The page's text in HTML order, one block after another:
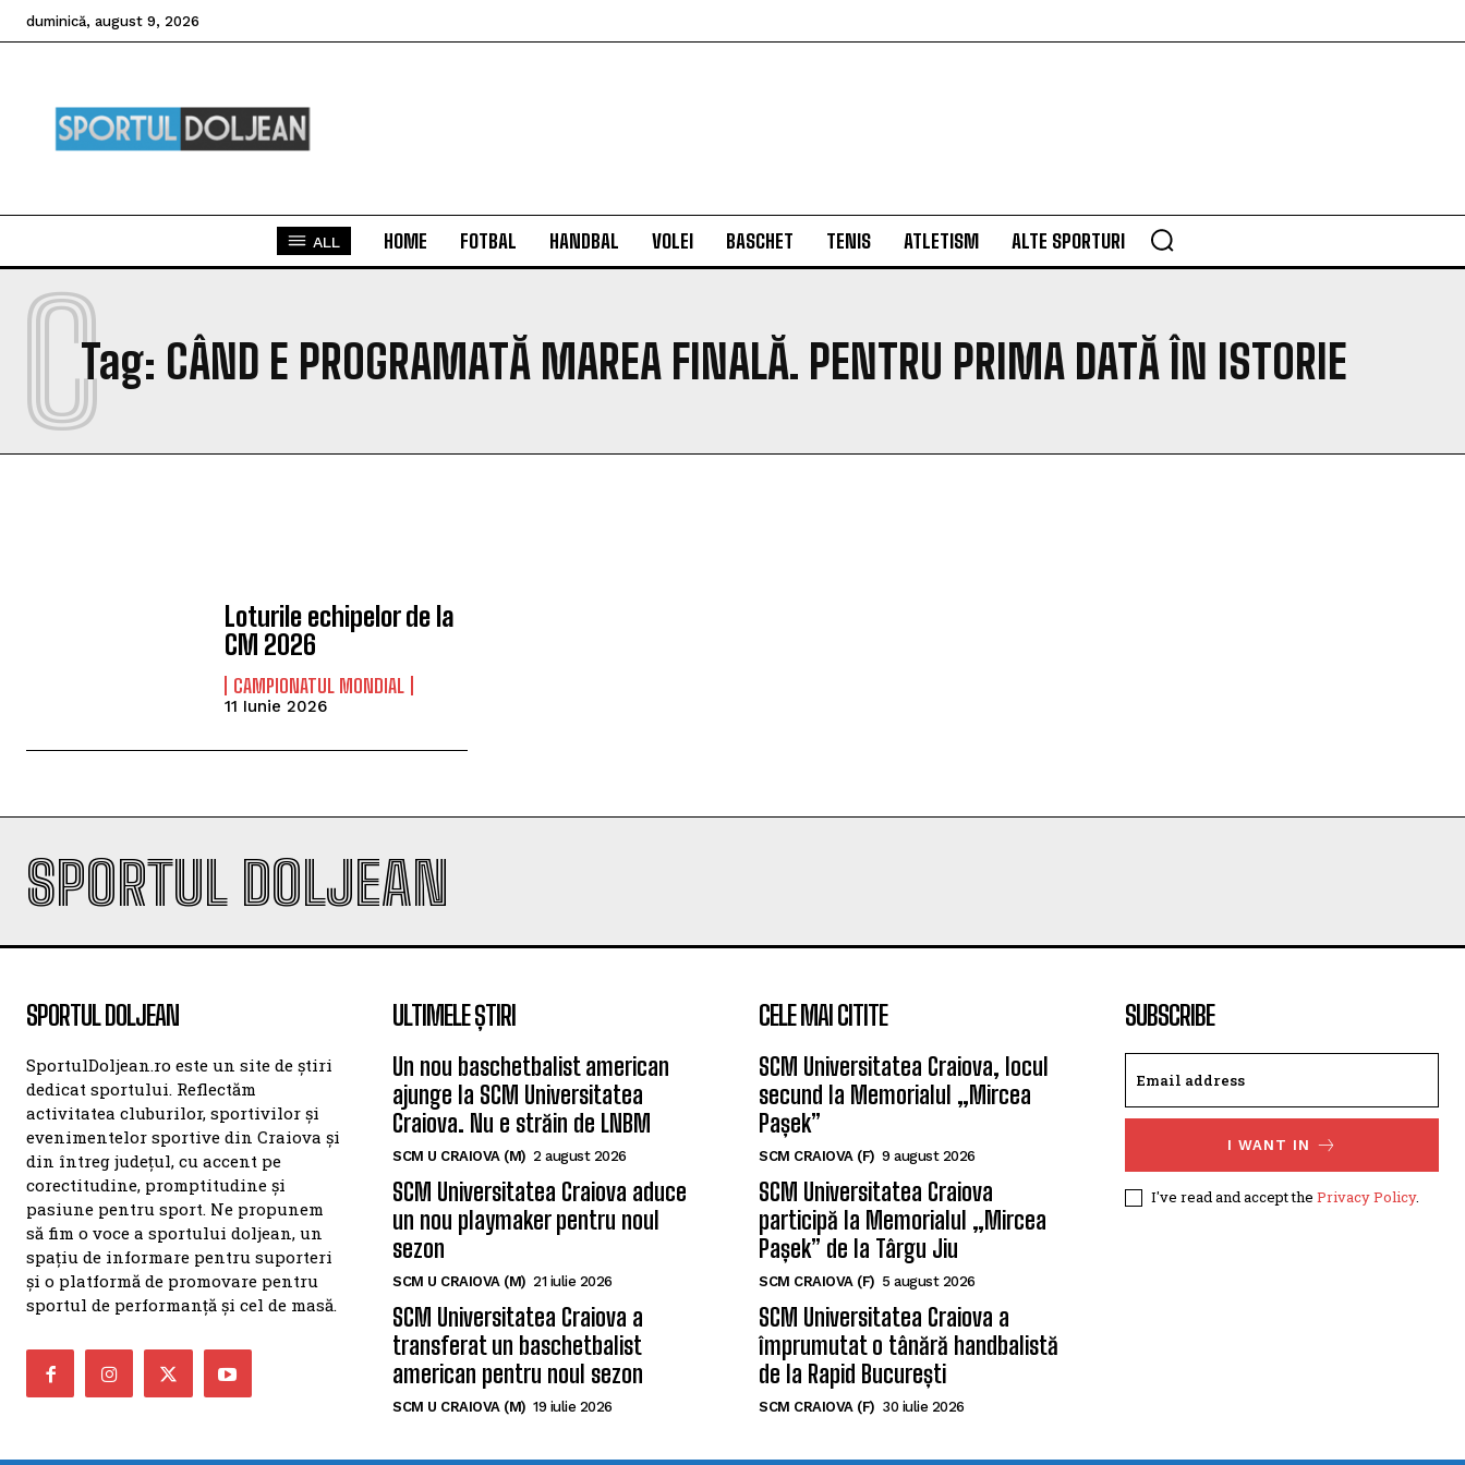
duminică, august 9, 2026
ALL HOME FOTBAL HANDBAL VOLEI BASCHET TENIS ATLETISM ALTE SPORTURI
Tag: CÂND E PROGRAMATĂ MAREA FINALĂ. PENTRU PRIMA DATĂ ÎN ISTORIE
C
Loturile echipelor de la
CM 2026
CAMPIONATUL MONDIAL
11 Iunie 2026
SPORTUL DOLJEAN
SPORTUL DOLJEAN
SportulDoljean.ro este un site de știri
dedicat sportului. Reflectăm
activitatea cluburilor, sportivilor și
evenimentelor sportive din Craiova și
din întreg județul, cu accent pe
corectitudine, promptitudine și
pasiune pentru sport. Ne propunem
să fim o voce a sportului doljean, un
spațiu de informare pentru suporteri
și o platformă de promovare pentru
sportul de performanță și cel de masă.
ULTIMELE ȘTIRI
Un nou baschetbalist american
ajunge la SCM Universitatea
Craiova. Nu e străin de LNBM
SCM U CRAIOVA (M) 2 august 2026
SCM Universitatea Craiova aduce
un nou playmaker pentru noul
sezon
SCM U CRAIOVA (M) 21 iulie 2026
SCM Universitatea Craiova a
transferat un baschetbalist
american pentru noul sezon
SCM U CRAIOVA (M) 19 iulie 2026
CELE MAI CITITE
SCM Universitatea Craiova, locul
secund la Memorialul „Mircea
Pașek”
SCM CRAIOVA (F) 9 august 2026
SCM Universitatea Craiova
participă la Memorialul „Mircea
Pașek” de la Târgu Jiu
SCM CRAIOVA (F) 5 august 2026
SCM Universitatea Craiova a
împrumutat o tânără handbalistă
de la Rapid București
SCM CRAIOVA (F) 30 iulie 2026
SUBSCRIBE
I WANT IN
I've read and accept the Privacy Policy.